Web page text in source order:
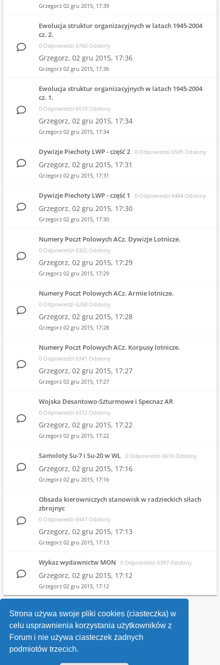
Strona używa swoje pliki cookies (ciasteczka) w
celu usprawnienia korzystania użytkowników z
Forum i nie używa ciasteczek żadnych
podmiotów trzecich.
Grzegorz 02 gru 2015, 17:39
Ewolucja struktur organizacyjnych w latach 1945-2004
cz. 2.
0 Odpowiedzi 6760 Odsłony
Grzegorz, 02 gru 2015, 17:36
Grzegorz 02 gru 2015, 17:36
Ewolucja struktur organizacyjnych w latach 1945-2004
cz. 1.
0 Odpowiedzi 6519 Odsłony
Grzegorz, 02 gru 2015, 17:34
Grzegorz 02 gru 2015, 17:34
Dywizje Piechoty LWP - część 2 0 Odpowiedzi 6595 Odsłony
Grzegorz, 02 gru 2015, 17:31
Grzegorz 02 gru 2015, 17:31
Dywizje Piechoty LWP - część 1 0 Odpowiedzi 6484 Odsłony
Grzegorz, 02 gru 2015, 17:30
Grzegorz 02 gru 2015, 17:30
Numery Poczt Polowych ACz. Dywizje Lotnicze.
0 Odpowiedzi 6302 Odsłony
Grzegorz, 02 gru 2015, 17:29
Grzegorz 02 gru 2015, 17:29
Numery Poczt Polowych ACz. Armie lotnicze.
0 Odpowiedzi 6268 Odsłony
Grzegorz, 02 gru 2015, 17:28
Grzegorz 02 gru 2015, 17:28
Numery Poczt Polowych ACz. Korpusy lotnicze.
0 Odpowiedzi 6341 Odsłony
Grzegorz, 02 gru 2015, 17:27
Grzegorz 02 gru 2015, 17:27
Wojska Desantowo-Szturmowe i Specnaz AR
0 Odpowiedzi 6372 Odsłony
Grzegorz, 02 gru 2015, 17:22
Grzegorz 02 gru 2015, 17:22
Samoloty Su-7 i Su-20 w WL 0 Odpowiedzi 6616 Odsłony
Grzegorz, 02 gru 2015, 17:16
Grzegorz 02 gru 2015, 17:16
Obsada kierowniczych stanowisk w radzieckich siłach
zbrojnyc
0 Odpowiedzi 6447 Odsłony
Grzegorz, 02 gru 2015, 17:13
Grzegorz 02 gru 2015, 17:13
Wykaz wydawnictw MON 0 Odpowiedzi 6397 Odsłony
Grzegorz, 02 gru 2015, 17:12
Grzegorz 02 gru 2015, 17:12
1 2
Wróć do wykazu forów